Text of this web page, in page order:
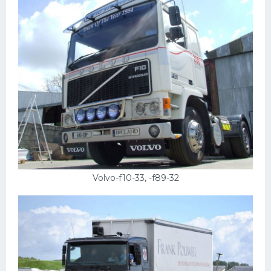
Volvo-f10-33, -f89-32